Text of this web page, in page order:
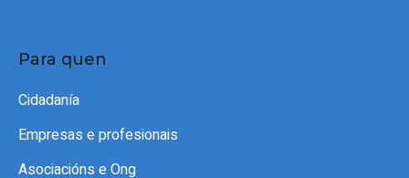
Para quen
Cidadanía
Empresas e profesionais
Asociacións e Ong